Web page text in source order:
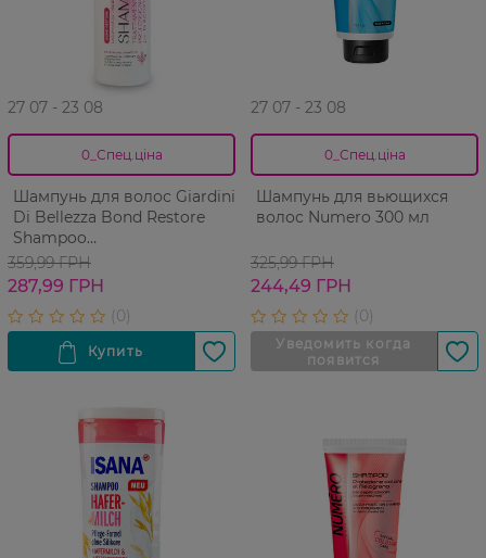
27 07 - 23 08
0_Спец.ціна
Шампунь для волос Giardini
Di Bellezza Bond Restore
Shampoo
восстанавливающий 500 мл
359,99 ГРН
287,99 ГРН
27 07 - 23 08
0_Спец.ціна
Шампунь для вьющихся
волос Numero 300 мл
325,99 ГРН
244,49 ГРН